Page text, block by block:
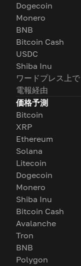
Dogecoin
Monero
BNB
Bitcoin Cash
USDC
Shiba Inu
ワードプレス上で
電報経由
価格予測
Bitcoin
XRP
Ethereum
Solana
Litecoin
Dogecoin
Monero
Shiba Inu
Bitcoin Cash
Avalanche
Tron
BNB
Polygon